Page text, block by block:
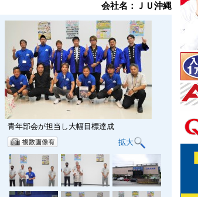
会社名：ＪＵ沖縄
青年部会が担当し大幅目標達成
拡大